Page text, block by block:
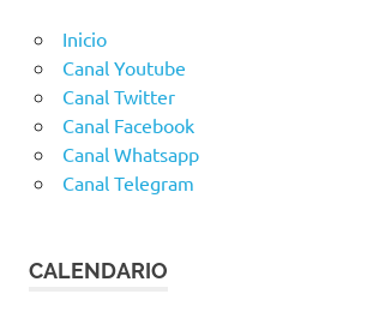
Inicio
Canal Youtube
Canal Twitter
Canal Facebook
Canal Whatsapp
Canal Telegram
CALENDARIO